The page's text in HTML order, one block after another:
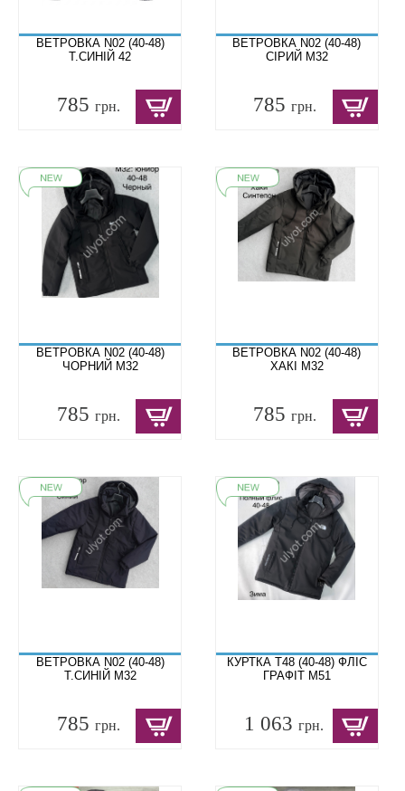
ВЕТРОВКА N02 (40-48)
Т.СИНІЙ 42
785 грн.
ВЕТРОВКА N02 (40-48)
СІРИЙ M32
785грн.
ВЕТРОВКА N02 (40-48)
ЧОРНИЙ M32
785 грн.
ВЕТРОВКА N02 (40-48)
ХАКІ M32
785грн.
ВЕТРОВКА N02 (40-48)
Т.СИНІЙ M32
785 грн.
КУРТКА T48 (40-48) ФЛІС
ГРАФІТ M51
1 063грн.